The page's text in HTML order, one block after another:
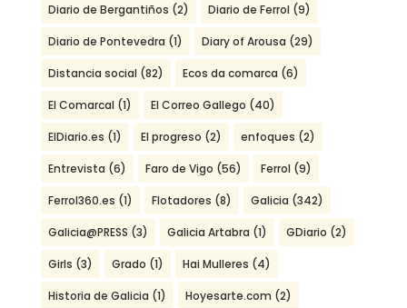
Diario de Bergantiños (2) Diario de Ferrol (9)
Diario de Pontevedra (1) Diary of Arousa (29)
Distancia social (82) Ecos da comarca (6)
El Comarcal (1) El Correo Gallego (40)
ElDiario.es (1) El progreso (2) enfoques (2)
Entrevista (6) Faro de Vigo (56) Ferrol (9)
Ferrol360.es (1) Flotadores (8) Galicia (342)
Galicia@PRESS (3) Galicia Artabra (1) GDiario (2)
Girls (3) Grado (1) Hai Mulleres (4)
Historia de Galicia (1) Hoyesarte.com (2)